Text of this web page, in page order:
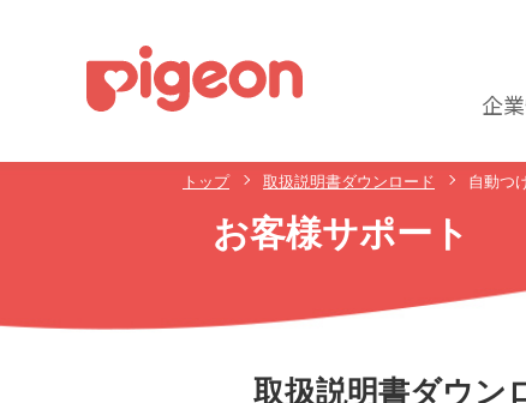
企
トップ 取扱説明書ダウンロード 自動つ
お客様サポート
取扱説明書ダウン